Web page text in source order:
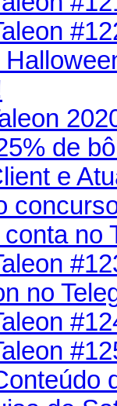
de
e
no
no